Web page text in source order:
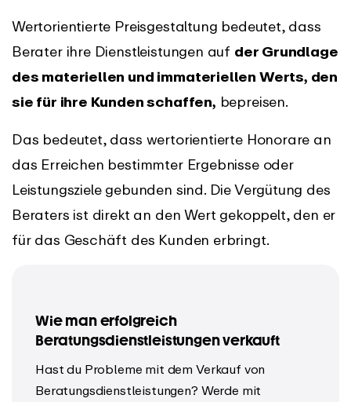
Wertorientierte Preisgestaltung bedeutet, dass
Berater ihre Dienstleistungen auf der Grundlage
des materiellen und immateriellen Werts, den
sie für ihre Kunden schaffen, bepreisen.
Das bedeutet, dass wertorientierte Honorare an
das Erreichen bestimmter Ergebnisse oder
Leistungsziele gebunden sind. Die Vergütung des
Beraters ist direkt an den Wert gekoppelt, den er
für das Geschäft des Kunden erbringt.
Wie man erfolgreich
Beratungsdienstleistungen verkauft
Hast du Probleme mit dem Verkauf von
Beratungsdienstleistungen? Werde mit